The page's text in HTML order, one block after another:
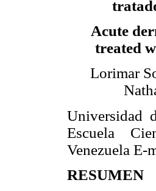
Acute
treated
Lorimar
Universidad
Escuela
Venezuela E-
RESUMEN